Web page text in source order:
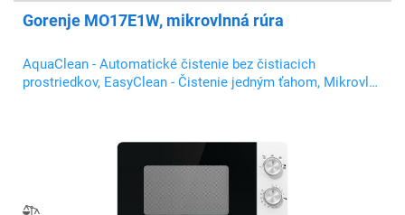
Gorenje MO17E1W, mikrovlnná rúra
AquaClean - Automatické čistenie bez čistiacich
prostriedkov, EasyClean - Čistenie jedným ťahom, Mikrovlny